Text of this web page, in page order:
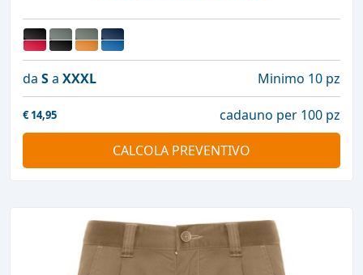
da Sa XXXL Minimo 10 pz
€ 14,95
cadauno per 100 pz
CALCOLA PREVENTIVO